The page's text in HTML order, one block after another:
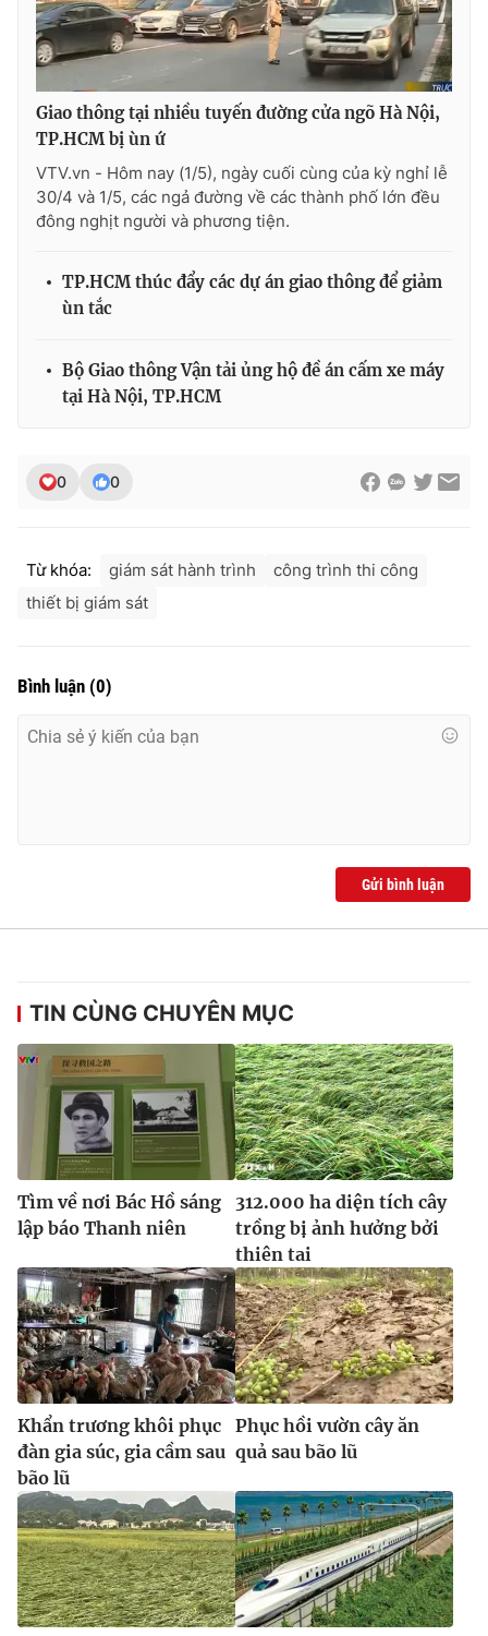
Ðiện thoại Thời báo VTV:024.66 897 897
Email:toasoan@vtv.vn
Liên hệ quảng cáo:
024-7300.7108
® Cấm sao chép dưới mọi hình thức nếu không có sự chấp
thuận bằng văn bản. Ghi rõ nguồn VTV.vn khi phát hành lại
Giao thông tại nhiều tuyến đường cửa ngõ Hà Nội,
TP.HCM bị ùn ứ
VTV.vn - Hôm nay (1/5), ngày cuối cùng của kỳ nghỉ lễ
30/4 và 1/5, các ngả đường về các thành phố lớn đều
đông nghịt người và phương tiện.
TP.HCM thúc đẩy các dự án giao thông để giảm
ùn tắc
Bộ Giao thông Vận tải ủng hộ đề án cấm xe máy
tại Hà Nội, TP.HCM
0 0
Từ khóa: giám sát hành trình
công trình thi công
thiết bị giám sát
Bình luận (0)
Gửi bình luận
TIN CÙNG CHUYÊN MỤC
Tìm về nơi Bác Hồ sáng
lập báo Thanh niên
312.000 ha diện tích cây
trồng bị ảnh hưởng bởi
thiên tai
Khẩn trương khôi phục
đàn gia súc, gia cầm sau
bão lũ
Phục hồi vườn cây ăn
quả sau bão lũ